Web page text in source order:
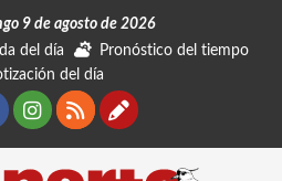
9 de agosto de 2026
del día
Pronóstico del tiempo
del día
Instagram
RSSContáctanos